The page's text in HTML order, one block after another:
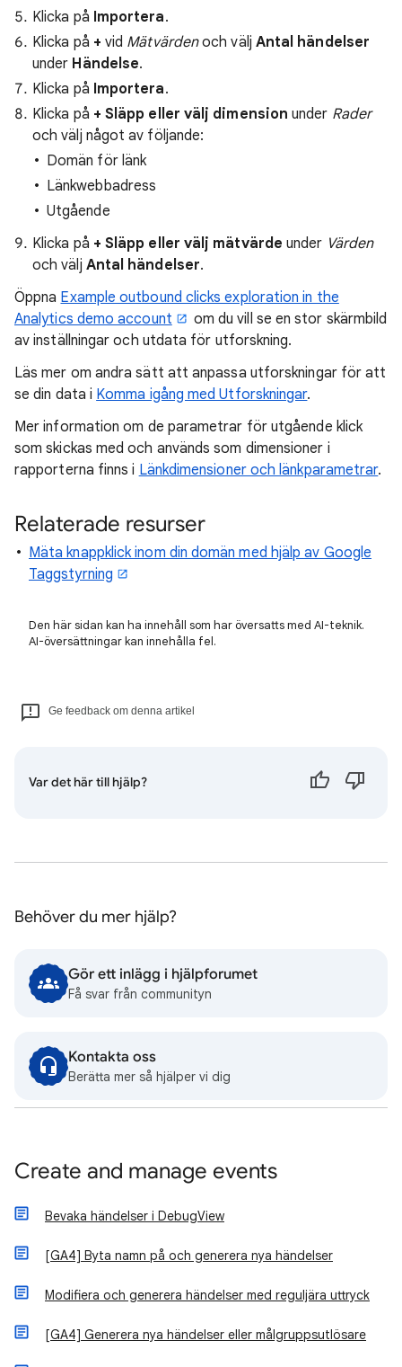
Klicka på Importera.
Klicka på + vid Mätvärdenoch välj Antal händelser
under Händelse.
Klicka på Importera.
Klicka på + Släpp eller välj dimension under Rader
och välj något av följande:
Domän för länk
Länkwebbadress
Utgående
Klicka på + Släpp eller välj mätvärde under Värden
och välj Antal händelser.
Öppna Example outbound clicks exploration in the
Analytics demo account
om du vill se en stor skärmbild
av inställningar och utdata för utforskning.
Läs mer om andra sätt att anpassa utforskningar för att
se din data i Komma igång med Utforskningar.
Mer information om de parametrar för utgående klick
som skickas med och används som dimensioner i
rapporterna finns i Länkdimensioner och länkparametrar.
Relaterade resurser
Mäta knappklick inom din domän med hjälp av Google
Taggstyrning
Den här sidan kan ha innehåll som har översatts med AI-teknik.
AI-översättningar kan innehålla fel.
Ge feedback om denna artikel
Var det här till hjälp?
Behöver du mer hjälp?
Gör ett inlägg i hjälpforumet
Få svar från communityn
Kontakta oss
Berätta mer så hjälper vi dig
Create and manage events
Bevaka händelser i DebugView
[GA4] Byta namn på och generera nya händelser
Modifiera och generera händelser med reguljära uttryck
[GA4] Generera nya händelser eller målgruppsutlösare